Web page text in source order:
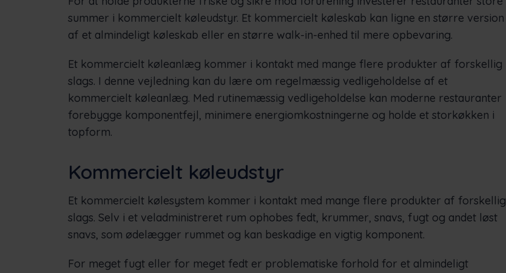
summer i kommercielt køleudstyr. Et kommercielt køleskab kan ligne en større version
af et almindeligt køleskab eller en større walk-in-enhed til mere opbevaring.
Et kommercielt køleanlæg kommer i kontakt med mange flere produkter af forskellig
slags. I denne vejledning kan du lære om regelmæssig vedligeholdelse af et
kommercielt køleanlæg. Med rutinemæssig vedligeholdelse kan moderne restauranter
forebygge komponentfejl, minimere energiomkostningerne og holde et storkøkken i
topform.
Kommercielt køleudstyr
Et kommercielt kølesystem kommer i kontakt med mange flere produkter af forskellig
slags. Selv i et veladministreret rum ophobes fedt, krummer, snavs, fugt og andet løst
snavs, som ødelægger rummet og kan beskadige en vigtig komponent.
For meget fugt eller for meget fedt er problematiske forhold for et almindeligt